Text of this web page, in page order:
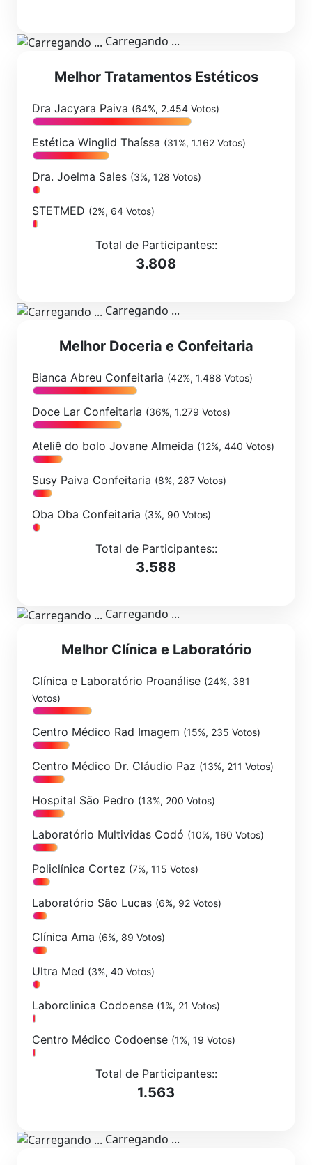
Carregando ...
Melhor Tratamentos Estéticos
Dra Jacyara Paiva (64%, 2.454 Votos)
Estética Winglid Thaíssa (31%, 1.162 Votos)
Dra. Joelma Sales (3%, 128 Votos)
STETMED (2%, 64 Votos)
Total de Participantes::
3.808
Carregando ...
Melhor Doceria e Confeitaria
Bianca Abreu Confeitaria (42%, 1.488 Votos)
Doce Lar Confeitaria (36%, 1.279 Votos)
Ateliê do bolo Jovane Almeida (12%, 440 Votos)
Susy Paiva Confeitaria (8%, 287 Votos)
Oba Oba Confeitaria (3%, 90 Votos)
Total de Participantes::
3.588
Carregando ...
Melhor Clínica e Laboratório
Clínica e Laboratório Proanálise (24%, 381
Votos)
Centro Médico Rad Imagem (15%, 235 Votos)
Centro Médico Dr. Cláudio Paz (13%, 211 Votos)
Hospital São Pedro (13%, 200 Votos)
Laboratório Multividas Codó (10%, 160 Votos)
Policlínica Cortez (7%, 115 Votos)
Laboratório São Lucas (6%, 92 Votos)
Clínica Ama (6%, 89 Votos)
Ultra Med (3%, 40 Votos)
Laborclinica Codoense (1%, 21 Votos)
Centro Médico Codoense (1%, 19 Votos)
Total de Participantes::
1.563
Carregando ...